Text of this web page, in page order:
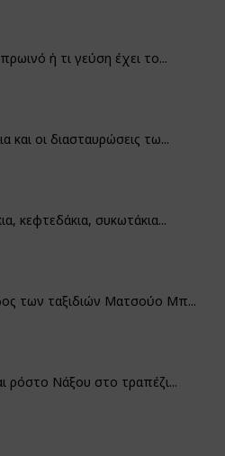
ή τι γεύση έχει το...
και οι διασταυρώσεις τω...
κεφτεδάκια, συκωτάκια...
των ταξιδιών Ματσούο Μπ...
ρόστο Νάξου στο τραπέζι...